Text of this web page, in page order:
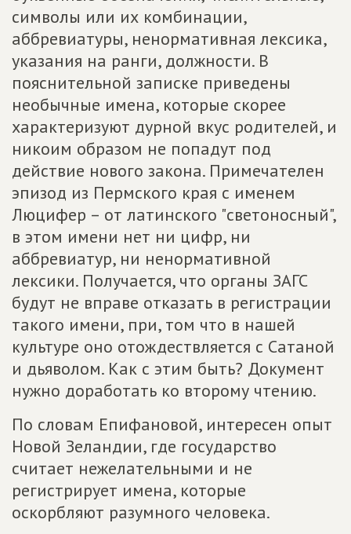
символы или их комбинации,
аббревиатуры, ненормативная лексика,
указания на ранги, должности. В
пояснительной записке приведены
необычные имена, которые скорее
характеризуют дурной вкус родителей, и
никоим образом не попадут под
действие нового закона. Примечателен
эпизод из Пермского края с именем
Люцифер – от латинского "светоносный",
в этом имени нет ни цифр, ни
аббревиатур, ни ненормативной
лексики. Получается, что органы ЗАГС
будут не вправе отказать в регистрации
такого имени, при, том что в нашей
культуре оно отождествляется с Сатаной
и дьяволом. Как с этим быть? Документ
нужно доработать ко второму чтению.
По словам Епифановой, интересен опыт
Новой Зеландии, где государство
считает нежелательными и не
регистрирует имена, которые
оскорбляют разумного человека.